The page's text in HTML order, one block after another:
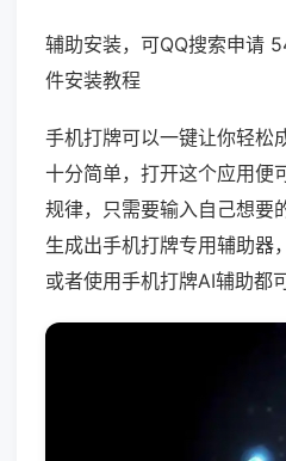
辅助安装，可QQ搜索申请
件安装教程
手机打牌可以一键让你轻松
十分简单，打开这个应用便
规律，只需要输入自己想要
生成出手机打牌专用辅助器
或者使用手机打牌AI辅助都